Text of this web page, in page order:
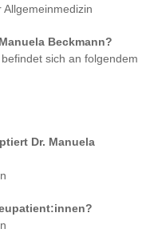
Allgemeinmedizin
Beckmann?
befindet sich an folgendem
Dr. Manuela